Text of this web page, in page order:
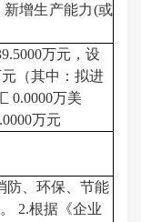
增生产能力(或
万元，设
（其中：拟进
0.0000万美
万元
防、环保、节能
2.根据《企业